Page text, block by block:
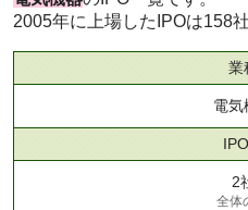
2005年に上場したIPOは158
業
電気
2
全体